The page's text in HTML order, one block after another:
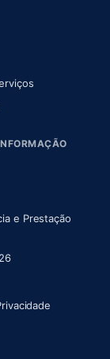
nova aba)
e Prestação